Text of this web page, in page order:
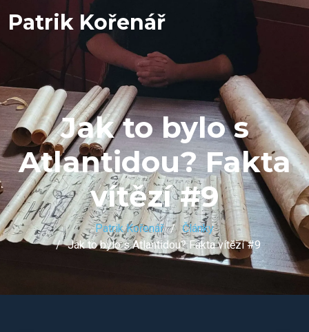
Patrik Kořenář
Jak to bylo s
Atlantidou? Fakta
vítězí #9
Patrik Kořenář
Články
Jak to bylo s Atlantidou? Fakta vítězí #9